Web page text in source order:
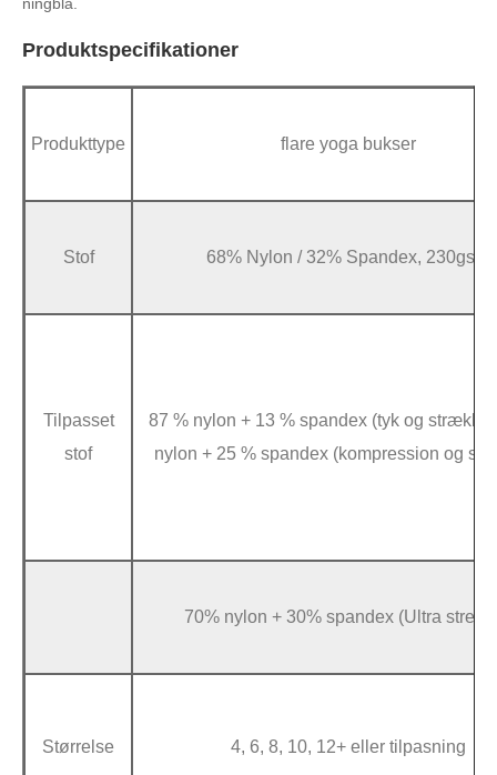
Produktspecifikationer
Produkttype flare yoga bukser
Stof 68% Nylon / 32% Spandex, 230gsm
Tilpasset
stof
87 % nylon + 13 % spandex (tyk og
nylon + 25 % spandex (kompression og
70% nylon + 30% spandex (Ultra
Størrelse 4, 6, 8, 10, 12+ eller tilpasning